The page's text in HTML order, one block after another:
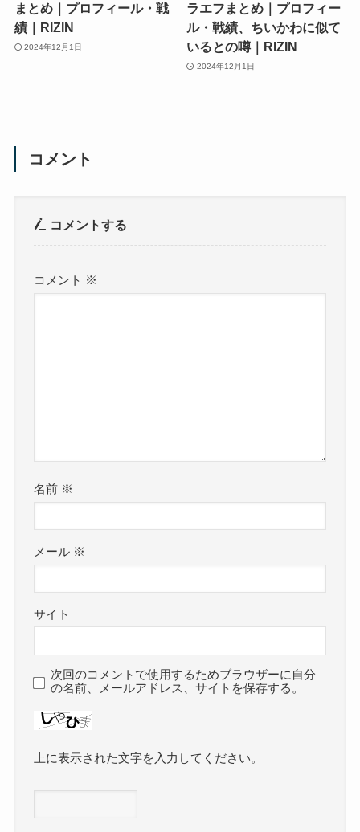
まとめ｜プロフィール・戦
績｜RIZIN
2024年12月1日
ラエフまとめ｜プロフィー
ル・戦績、ちいかわに似て
いるとの噂｜RIZIN
2024年12月1日
コメント
コメントする
コメント ※
名前 ※
メール ※
サイト
次回のコメントで使用するためブラウザーに自分
の名前、メールアドレス、サイトを保存する。
上に表示された文字を入力してください。